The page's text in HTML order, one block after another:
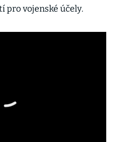
pro vojenské účely.